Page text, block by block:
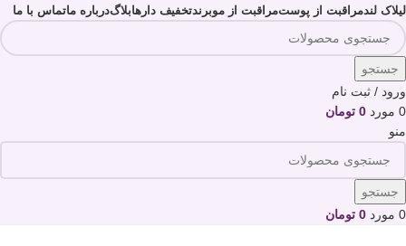
لیلاک لندمراقبت از پوستمراقبت از موبرندتخفیف دارهابلاگدرباره ماتماس با ما
جستجو
ورود / ثبت نام
0 مورد 0 تومان
منو
جستجو
0 مورد 0 تومان